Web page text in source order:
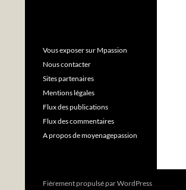
Vous exposer sur Mpassion
Nous contacter
Sites partenaires
Mentions légales
Flux des publications
Flux des commentaires
A propos de moyenagepassion
Fièrement propulsé par WordPress